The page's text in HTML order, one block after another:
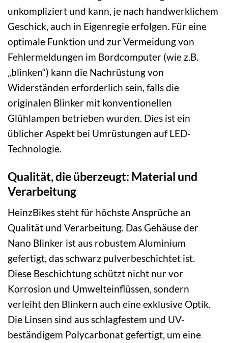
unkompliziert und kann, je nach handwerklichem
Geschick, auch in Eigenregie erfolgen. Für eine
optimale Funktion und zur Vermeidung von
Fehlermeldungen im Bordcomputer (wie z.B.
„blinken“) kann die Nachrüstung von
Widerständen erforderlich sein, falls die
originalen Blinker mit konventionellen
Glühlampen betrieben wurden. Dies ist ein
üblicher Aspekt bei Umrüstungen auf LED-
Technologie.
Qualität, die überzeugt: Material und
Verarbeitung
HeinzBikes steht für höchste Ansprüche an
Qualität und Verarbeitung. Das Gehäuse der
Nano Blinker ist aus robustem Aluminium
gefertigt, das schwarz pulverbeschichtet ist.
Diese Beschichtung schützt nicht nur vor
Korrosion und Umwelteinflüssen, sondern
verleiht den Blinkern auch eine exklusive Optik.
Die Linsen sind aus schlagfestem und UV-
beständigem Polycarbonat gefertigt, um eine